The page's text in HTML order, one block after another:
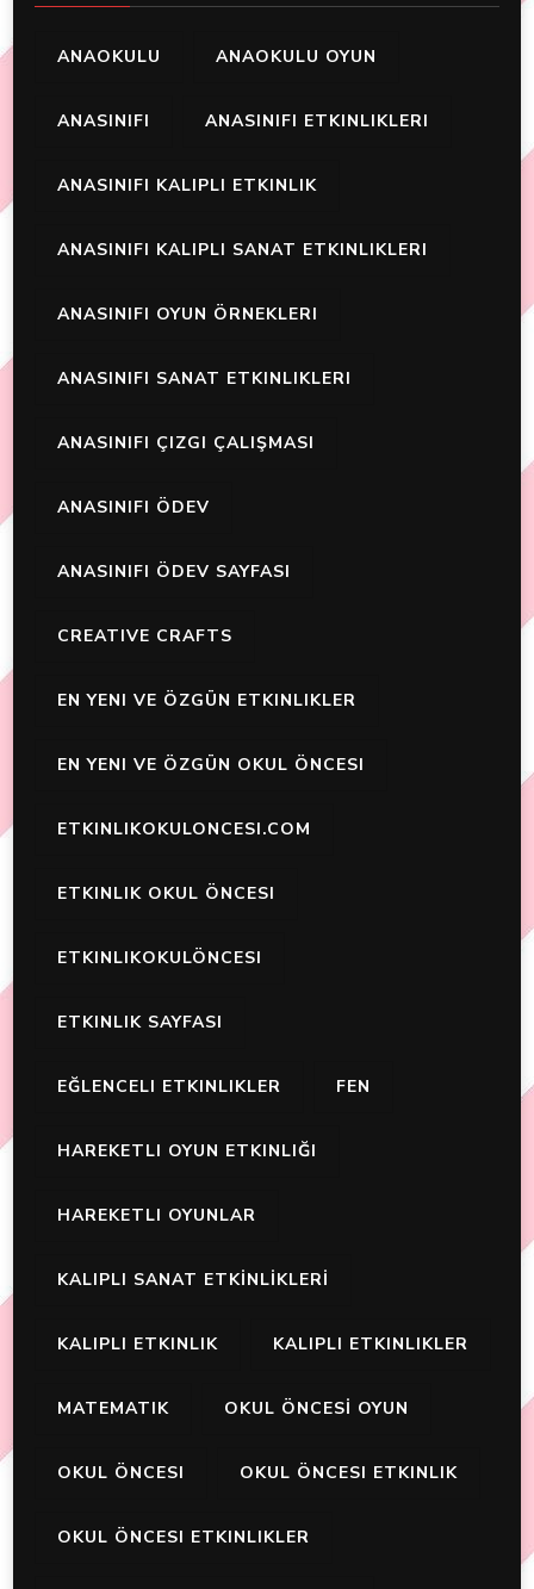
ANAOKULU ANAOKULU OYUN
ANASINIFI ANASINIFI ETKINLIKLERI
ANASINIFI KALIPLI ETKINLIK
ANASINIFI KALIPLI SANAT ETKINLIKLERI
ANASINIFI OYUN ÖRNEKLERI
ANASINIFI SANAT ETKINLIKLERI
ANASINIFI ÇIZGI ÇALIŞMASI
ANASINIFI ÖDEV
ANASINIFI ÖDEV SAYFASI
CREATIVE CRAFTS
EN YENI VE ÖZGÜN ETKINLIKLER
EN YENI VE ÖZGÜN OKUL ÖNCESI
ETKINLIKOKULONCESI.COM
ETKINLIK OKUL ÖNCESI
ETKINLIKOKULÖNCESI
ETKINLIK SAYFASI
EĞLENCELI ETKINLIKLER FEN
HAREKETLI OYUN ETKINLIĞI
HAREKETLI OYUNLAR
KALIPLI SANAT ETKİNLİKLERİ
KALIPLI ETKINLIK KALIPLI ETKINLIKLER
MATEMATIK OKUL ÖNCESİ OYUN
OKUL ÖNCESI OKUL ÖNCESI ETKINLIK
OKUL ÖNCESI ETKINLIKLER